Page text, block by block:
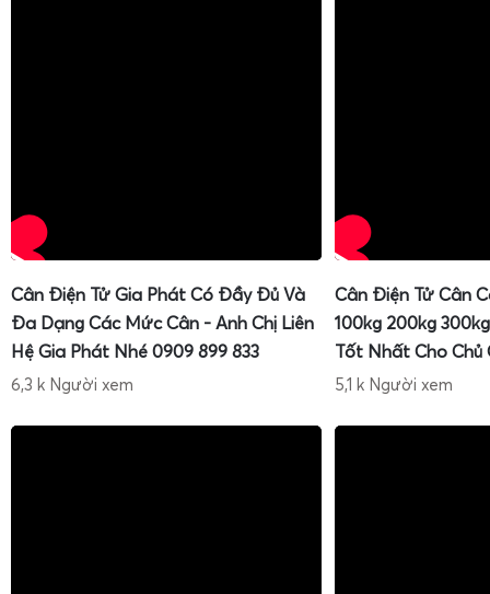
chống lạnh là bắt buộc. Gia Phát cung cấp đầy đủ các
100kg
cân sọt sầu riêng
xuất khẩu 100kg vàcân điện tử chống nước IP68 cân
đáp ứng toàn bộ chuỗi cung ứng.
Cân điện tử cân sọt sầu riêng 100kg, 200kg, 300kg
Cân Điện Tử Gia Phát Có Đầy Đủ Và
Đa Dạng Các Mức Cân - Anh Chị Liên
Hệ Gia Phát Nhé 0909 899 833
6,3 k Người xem
Cân Điện Tử Cân
100kg 200kg
Tốt Nhất Cho Chủ
5,1 k Người xem